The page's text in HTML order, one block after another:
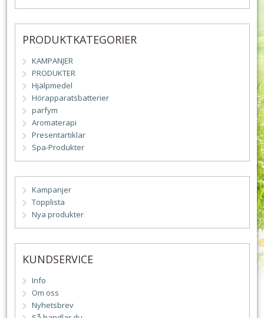
PRODUKTKATEGORIER
KAMPANJER
PRODUKTER
Hjälpmedel
Hörapparatsbatterier
parfym
Aromaterapi
Presentartiklar
Spa-Produkter
Kampanjer
Topplista
Nya produkter
KUNDSERVICE
Info
Om oss
Nyhetsbrev